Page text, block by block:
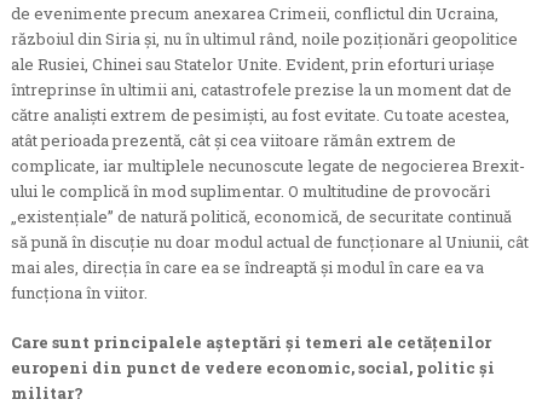
de evenimente precum anexarea Crimeii, conflictul din Ucraina,
războiul din Siria și, nu în ultimul rând, noile poziționări geopolitice
ale Rusiei, Chinei sau Statelor Unite. Evident, prin eforturi uriașe
întreprinse în ultimii ani, catastrofele prezise la un moment dat de
către analiști extrem de pesimiști, au fost evitate. Cu toate acestea,
atât perioada prezentă, cât și cea viitoare rămân extrem de
complicate, iar multiplele necunoscute legate de negocierea Brexit-
ului le complică în mod suplimentar. O multitudine de provocări
„existențiale” de natură politică, economică, de securitate continuă
să pună în discuție nu doar modul actual de funcționare al Uniunii, cât
mai ales, direcția în care ea se îndreaptă și modul în care ea va
funcționa în viitor.
Care sunt principalele așteptări și temeri ale cetățenilor
europeni din punct de vedere economic, social, politic și
militar?